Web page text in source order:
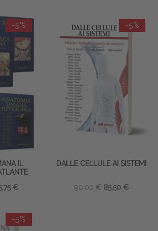
-5%
IL
€
-5%
DALLE CELLULE AI SISTEMI
90,00 € 85,50 €
-5%